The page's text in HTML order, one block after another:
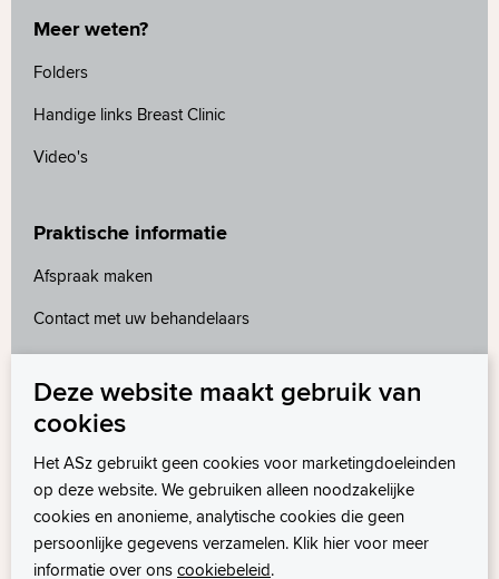
Meer weten?
Folders
Handige links Breast Clinic
Video's
Praktische informatie
Afspraak maken
Contact met uw behandelaars
MijnASz
Voorbereiding op uw afspraak
Deze website maakt gebruik van
cookies
Het ASz gebruikt geen cookies voor marketingdoeleinden
op deze website. We gebruiken alleen noodzakelijke
cookies en anonieme, analytische cookies die geen
persoonlijke gegevens verzamelen. Klik hier voor meer
informatie over onscookiebeleid.